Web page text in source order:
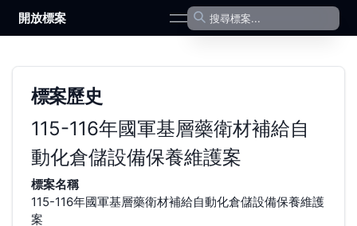
開放標案 open navigation menu
標案歷史
115-116年國軍基層藥衛材補給自
動化倉儲設備保養維護案
標案名稱
115-116年國軍基層藥衛材補給自動化倉儲設備保養維護
案